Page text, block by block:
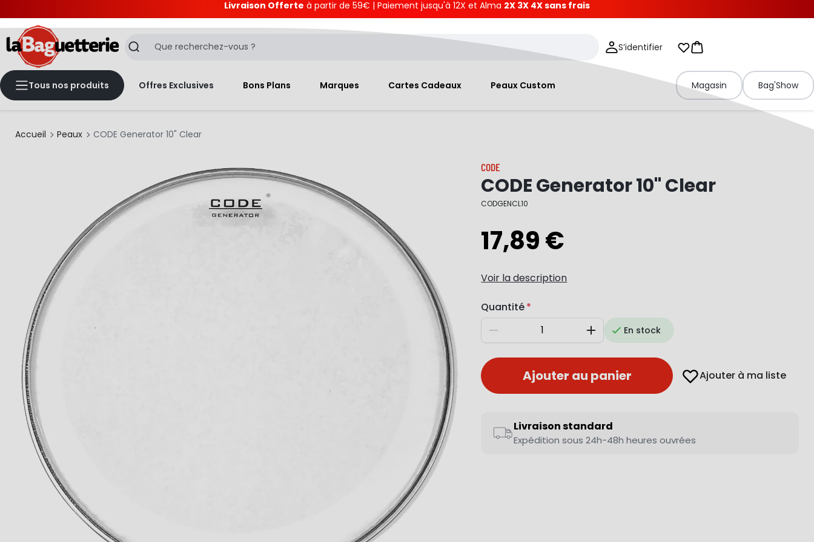
Livraison Offerte à partir de 59€ | Paiement jusqu'à 12X et Alma 2X 3X 4X sans frais
La Baguetterie
Recherche S’identifier Mes listes d'envies
Panier
Tous nos produits Offres Exclusives Bons Plans Marques Cartes Cadeaux Peaux Custom Magasin Bag'Show
Accueil Peaux CODE Generator 10" Clear
CODE
CODE Generator 10" Clear
CODGENCL10
17,89 €
Voir la description
Quantité
Diminuer AugmenterEn stock
Ajouter au panier Ajouter à ma liste
Livraison standard
Expédition sous 24h-48h heures ouvrées